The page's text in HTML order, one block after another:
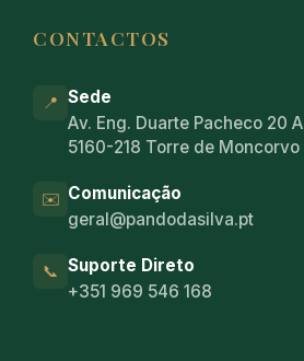
CONTACTOS
📍 Sede
Av. Eng. Duarte Pacheco 20 A
5160-218 Torre de Moncorvo
✉️ Comunicação
geral@pandodasilva.pt
📞 Suporte Direto
+351 969 546 168